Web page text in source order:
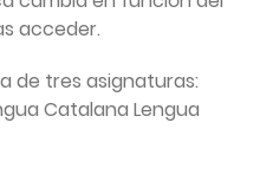
acceder.
de tres asignaturas:
Catalana Lengua